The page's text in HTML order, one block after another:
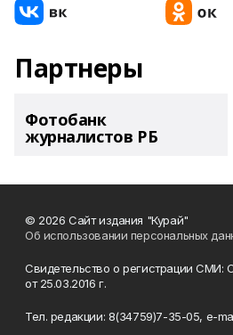
Партнеры
Фотобанк
журналистов РБ
© 2026 Сайт издания "Курай"
Об использовании персональных
Свидетельство о регистрации СМИ:
от 25.03.2016 г.
Тел. редакции: 8(34759)7-35-05, e-